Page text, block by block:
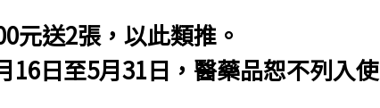
元送2張，以此類推。
16日至5月31日，醫藥品恕不列入使